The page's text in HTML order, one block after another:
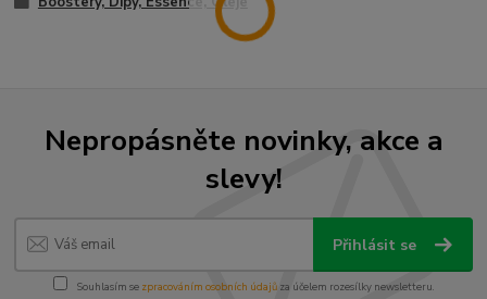
Nepropásněte novinky, akce a
slevy!
Přihlásit se
Souhlasím se zpracováním osobních údajůza účelem rozesílky newsletteru.